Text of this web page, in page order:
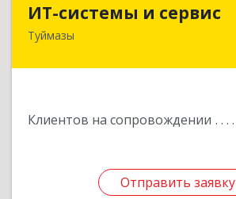
ИТ-системы и сервис
Туймазы
Клиентов на сопровождении
Отправить заявку
Отправить заявку